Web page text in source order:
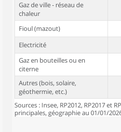
Gaz de ville - réseau de
chaleur
Fioul (mazout)
Electricité
Gaz en bouteilles ou en
citerne
Autres (bois, solaire,
géothermie, etc.)
Sources : Insee, RP2012, RP2017 et
principales, géographie au 01/01/